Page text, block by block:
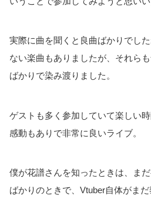
実際に曲を聞くと良曲ばかりでし
ない楽曲もありましたが、それら
ばかりで染み渡りました。
ゲストも多く参加していて楽しい
感動もありで非常に良いライブ。
僕が花譜さんを知ったときは、ま
ばかりのときで、Vtuber自体がま